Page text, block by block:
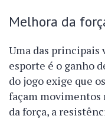
Melhora da
Uma das principais
esporte é o ganho
do jogo exige que
façam movimentos
da força, a